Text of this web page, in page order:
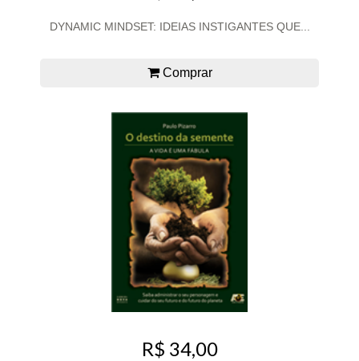
DYNAMIC MINDSET: IDEIAS INSTIGANTES QUE...
Comprar
R$ 34,00